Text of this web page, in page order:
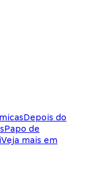
Depois do
Papo de
Veja mais em